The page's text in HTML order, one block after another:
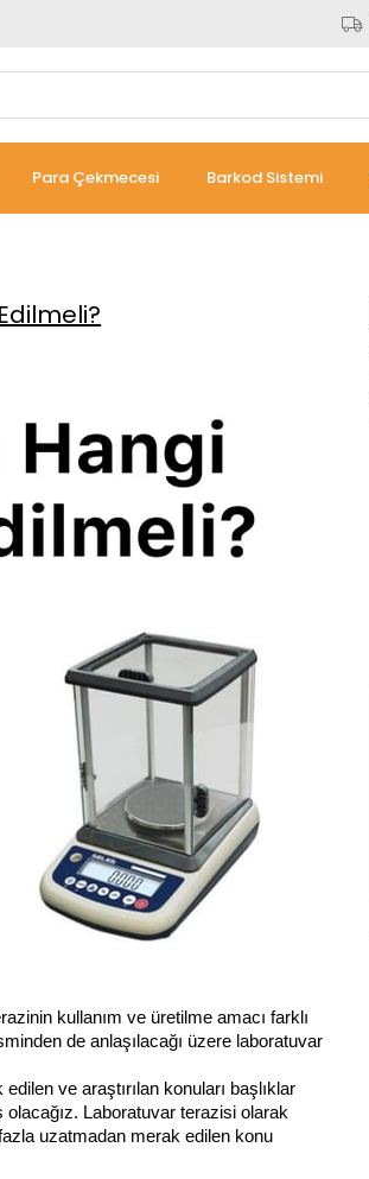
Para Çekmecesi Barkod Sistemi
kullanım ve üretilme amacı farklı
de anlaşılacağı üzere laboratuvar
ve araştırılan konuları başlıklar
olacağız. Laboratuvar terazisi olarak
uzatmadan merak edilen konu